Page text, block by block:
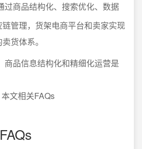
过商品结构化、搜索优化、数据
管理，货架电商平台和卖家实现
货体系。
商品信息结构化和精细化运营是
文相关FAQs